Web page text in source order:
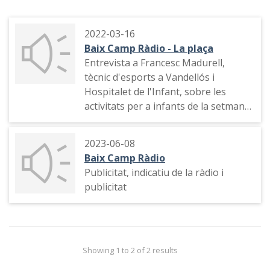
2022-03-16
Baix Camp Ràdio - La plaça
Entrevista a Francesc Madurell,
tècnic d'esports a Vandellós i
Hospitalet de l'Infant, sobre les
activitats per a infants de la setmana
esportiva
2023-06-08
Baix Camp Ràdio
Publicitat, indicatiu de la ràdio i
publicitat
Showing 1 to 2 of 2 results